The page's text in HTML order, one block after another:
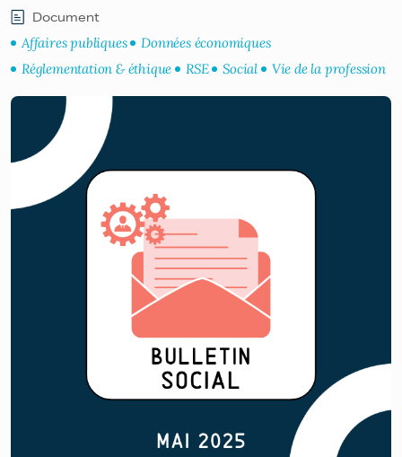
Document
Affaires publiques
Données économiques
Réglementation & éthique
RSE Social Vie de la profession